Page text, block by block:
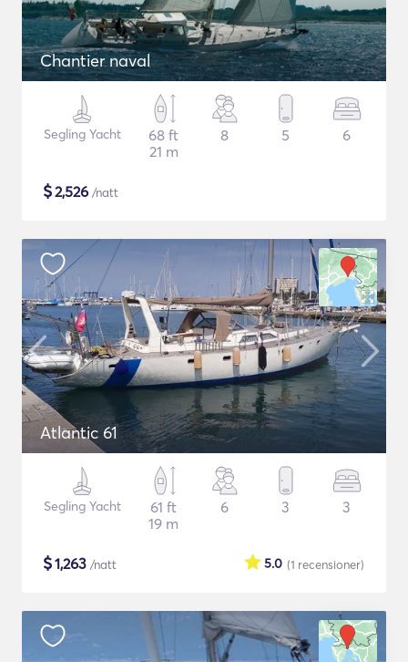
Chantier naval
Segling Yacht
68 ft
21 m
8 5 6
$2,526 /natt
Atlantic 61
Segling Yacht
61 ft
19 m
6 3 3
$1,263 /natt (1 recensioner)
5.0